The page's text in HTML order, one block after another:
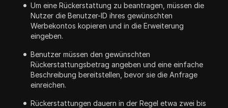
Um eine Rückerstattung zu beantragen, müssen die
Nutzer die Benutzer-ID ihres gewünschten
Werbekontos kopieren und in die Erweiterung
eingeben.
Benutzer müssen den gewünschten
Rückerstattungsbetrag angeben und eine einfache
Beschreibung bereitstellen, bevor sie die Anfrage
einreichen.
Rückerstattungen dauern in der Regel etwa zwei bis